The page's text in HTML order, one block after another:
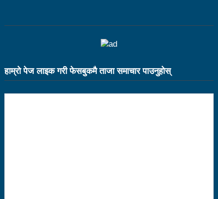
launched in Kunming
हाम्राे पेज लाइक गरी फेसबुकमै ताजा समाचार पाउनुहाेस्